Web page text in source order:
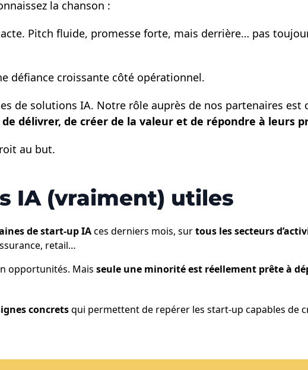
la chanson :
Pitch fluide, promesse forte, mais derrière… pas
défiance croissante côté opérationnel.
de solutions IA. Notre rôle auprès de nos partenaires est
délivrer, de créer de la valeur et de répondre à leurs
au but.
IA (vraiment) utiles
de start-up IAces derniers mois, surtous les secteurs
retail…
opportunités. Maisseule une minorité est réellement prête à
concretsqui permettent de repérer les start-up capables de